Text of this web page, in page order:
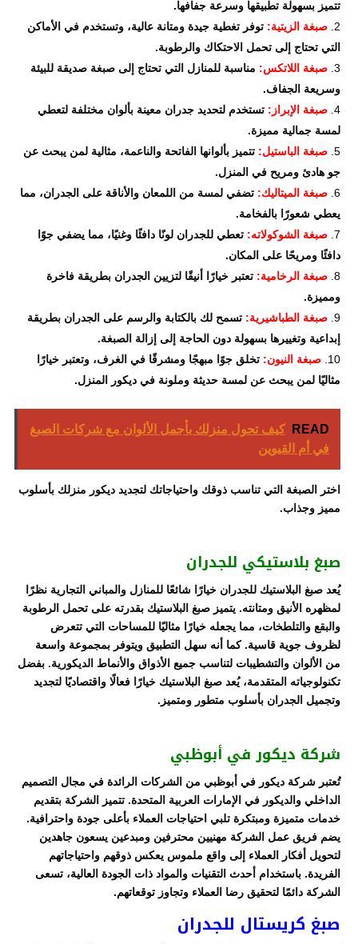
تتميز بسهولة تطبيقها وسرعة جفافها.
صبغة الزيتية: توفر تغطية جيدة ومتانة عالية، وتستخدم في الأماكن
التي تحتاج إلى تحمل الاحتكاك والرطوبة.
صبغة اللاتكس: مناسبة للمنازل التي تحتاج إلى صبغة صديقة للبيئة
وسريعة الجفاف.
صبغة الإبراز: تستخدم لتحديد جدران معينة بألوان مختلفة لتعطي
لمسة جمالية مميزة.
صبغة الباستيل: تتميز بألوانها الفاتحة والناعمة، مثالية لمن يبحث عن
جو هادئ ومريح في المنزل.
صبغة الميتاليك: تضفي لمسة من اللمعان والأناقة على الجدران، مما
يعطي شعورًا بالفخامة.
صبغة الشوكولاته: تعطي للجدران لونًا دافئًا وغنيًا، مما يضفي جوًا
دافئًا ومريحًا على المكان.
صبغة الرخامية: تعتبر خيارًا أنيقًا لتزيين الجدران بطريقة فاخرة
ومميزة.
صبغة الطباشيرية: تسمح لك بالكتابة والرسم على الجدران بطريقة
إبداعية وتغييرها بسهولة دون الحاجة إلى إزالة الصبغة.
صبغة النيون: تخلق جوًا مبهجًا ومشرقًا في الغرف، وتعتبر خيارًا
مثاليًا لمن يبحث عن لمسة حديثة وملونة في ديكور المنزل.
READ
كيف تحول منزلك بأجمل الألوان مع شركات الصبغ
في أم القيوين
اختر الصبغة التي تناسب ذوقك واحتياجاتك لتجديد ديكور منزلك بأسلوب
مميز وجذاب.
صبغ بلاستيكي للجدران
يُعد صبغ البلاستيك للجدران خيارًا شائعًا للمنازل والمباني التجارية نظرًا
لمظهره الأنيق ومتانته. يتميز صبغ البلاستيك بقدرته على تحمل الرطوبة
والبقع والتلطخات، مما يجعله خيارًا مثاليًا للمساحات التي تتعرض
لظروف جوية قاسية. كما أنه سهل التطبيق ويتوفر بمجموعة واسعة
من الألوان والتشطيبات لتناسب جميع الأذواق والأنماط الديكورية. بفضل
تكنولوجياته المتقدمة، يُعد صبغ البلاستيك خيارًا فعالًا واقتصاديًا لتجديد
وتجميل الجدران بأسلوب متطور ومتميز.
شركة ديكور في أبوظبي
تُعتبر شركة ديكور في أبوظبي من الشركات الرائدة في مجال التصميم
الداخلي والديكور في الإمارات العربية المتحدة. تتميز الشركة بتقديم
خدمات متميزة ومبتكرة تلبي احتياجات العملاء بأعلى جودة واحترافية.
يضم فريق عمل الشركة مهنيين محترفين ومبدعين يسعون جاهدين
لتحويل أفكار العملاء إلى واقع ملموس يعكس ذوقهم واحتياجاتهم
الفريدة. باستخدام أحدث التقنيات والمواد ذات الجودة العالية، تسعى
الشركة دائمًا لتحقيق رضا العملاء وتجاوز توقعاتهم.
صبغ كريستال للجدران